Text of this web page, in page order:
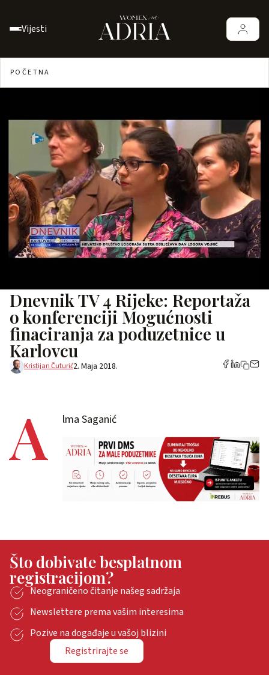
Vijesti
POČETNA
Dnevnik TV 4 Rijeke: Reportaža
o konferenciji Mogućnosti
finaciranja za poduzetnice u
Karlovcu
Kristijan Čuturić2. Maja 2018.
A lma Saganić
Što dobivate besplatnom
registracijom?
Neograničeno čitanje našeg sadržaja
Newslettere prema vašim interesima
Pozive na događaje u vašoj blizini
Registrirajte se